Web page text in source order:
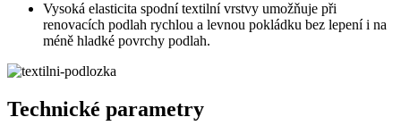
Vysoká elasticita spodní textilní vrstvy umožňuje při
renovacích podlah rychlou a levnou pokládku bez lepení i na
méně hladké povrchy podlah.
Technické parametry